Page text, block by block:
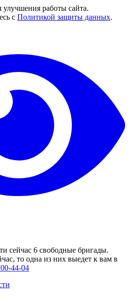
работы сайта.
с Политикой защиты данных.
сейчас 6 свободные бригады.
то одна из них выедет к вам в
44-04